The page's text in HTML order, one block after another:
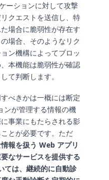
ーションに対して攻撃
クエストを送信し、特
場合に脆弱性が存在す
場合、そのようなリク
ン機構によってブロッ
本機能は脆弱性が確認
て判断します。
べきかは一概には断定
ンが管理する情報の機
事業にもたらされる影
とが必要です。ただ
報を扱う Web アプリ
なサービスを提供する
ては、継続的に自動診